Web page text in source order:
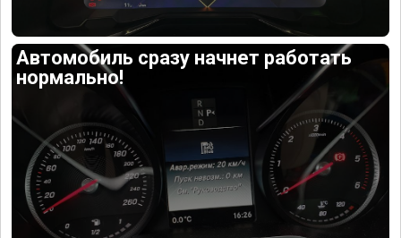
Автомобиль сразу начнет работать
нормально!